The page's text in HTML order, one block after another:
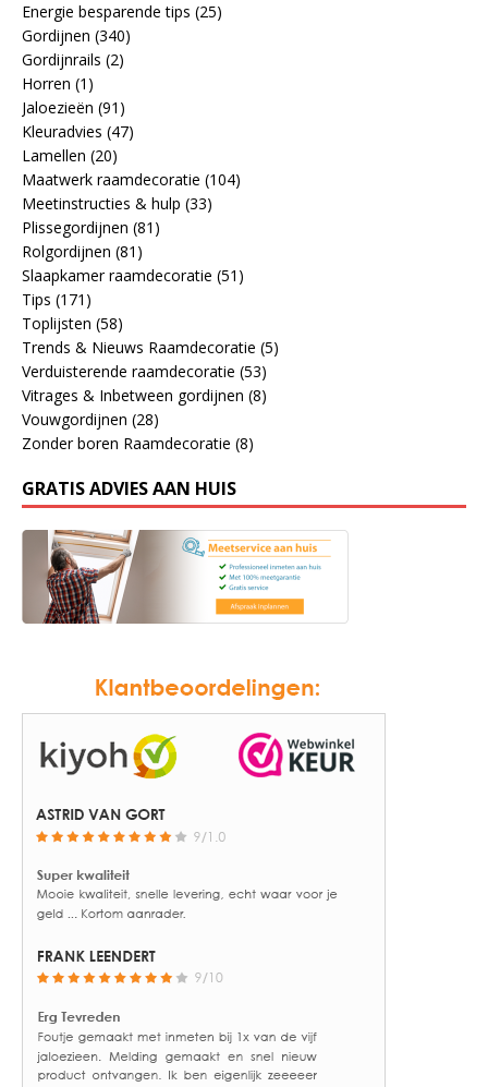
Energie besparende tips (25)
Gordijnen (340)
Gordijnrails (2)
Horren (1)
Jaloezieën (91)
Kleuradvies (47)
Lamellen (20)
Maatwerk raamdecoratie (104)
Meetinstructies & hulp (33)
Plissegordijnen (81)
Rolgordijnen (81)
Slaapkamer raamdecoratie (51)
Tips (171)
Toplijsten (58)
Trends & Nieuws Raamdecoratie (5)
Verduisterende raamdecoratie (53)
Vitrages & Inbetween gordijnen (8)
Vouwgordijnen (28)
Zonder boren Raamdecoratie (8)
GRATIS ADVIES AAN HUIS